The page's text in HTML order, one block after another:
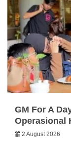
GM For A
Operasional
2 August 2026